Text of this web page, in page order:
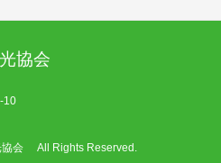
協会
10
協会 All Rights Reserved.